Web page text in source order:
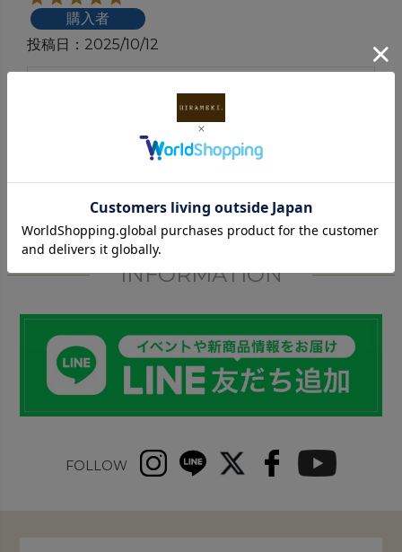
購入者
投稿日
2025/10/12
彼女の誕生日プレゼントに贈りました。デザイン
も良く大切にしてくれそうで、贈り物にも是非
INFORMATION
FOLLOW